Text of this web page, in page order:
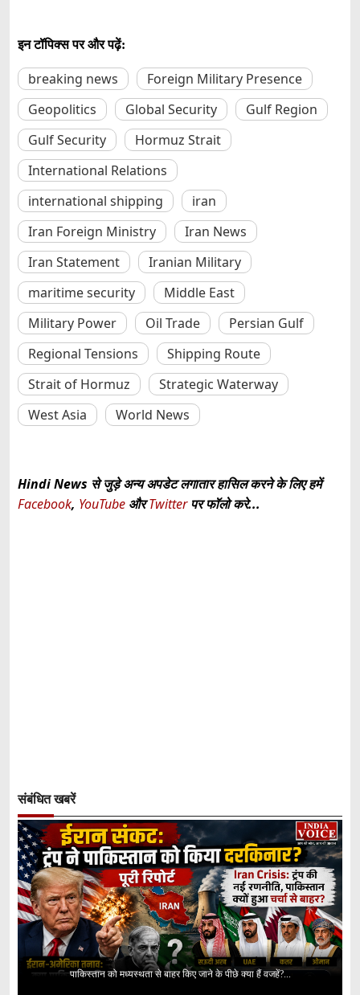
इन टॉपिक्स पर और पढ़ें:
breaking news
Foreign Military Presence
Geopolitics
Global Security
Gulf Region
Gulf Security
Hormuz Strait
International Relations
international shipping
iran
Iran Foreign Ministry
Iran News
Iran Statement
Iranian Military
maritime security
Middle East
Military Power
Oil Trade
Persian Gulf
Regional Tensions
Shipping Route
Strait of Hormuz
Strategic Waterway
West Asia
World News
Hindi News से जुड़े अन्य अपडेट लगातार हासिल करने के लिए हमें
Facebook, YouTube औरTwitterपर फॉलो करे...
संबंधित खबरें
पाकिस्तान को मध्यस्थता से बाहर किए जाने के पीछे क्या हैं वजहें?...